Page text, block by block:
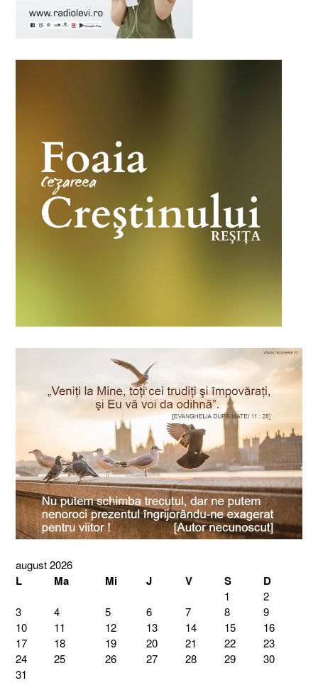
august 2026
L Ma Mi J V S D
1
2
3
4 5 6 7 8
9
10
11 12 13 14 15
16
17
18 19 20 21 22
23
24
25 26 27 28 29
30
31